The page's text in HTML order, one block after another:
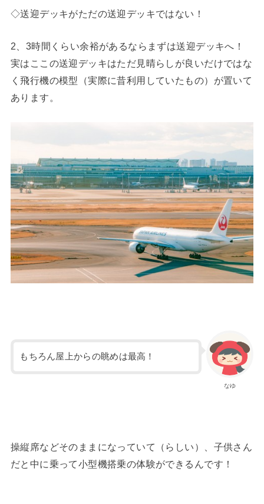
◇送迎デッキがただの送迎デッキではない！
2、3時間くらい余裕があるならまずは送迎デッキへ！
実はここの送迎デッキはただ見晴らしが良いだけではな
く飛行機の模型（実際に昔利用していたもの）が置いて
あります。
なゆ
もちろん屋上からの眺めは最高！
操縦席などそのままになっていて（らしい）、子供さん
だと中に乗って小型機搭乗の体験ができるんです！